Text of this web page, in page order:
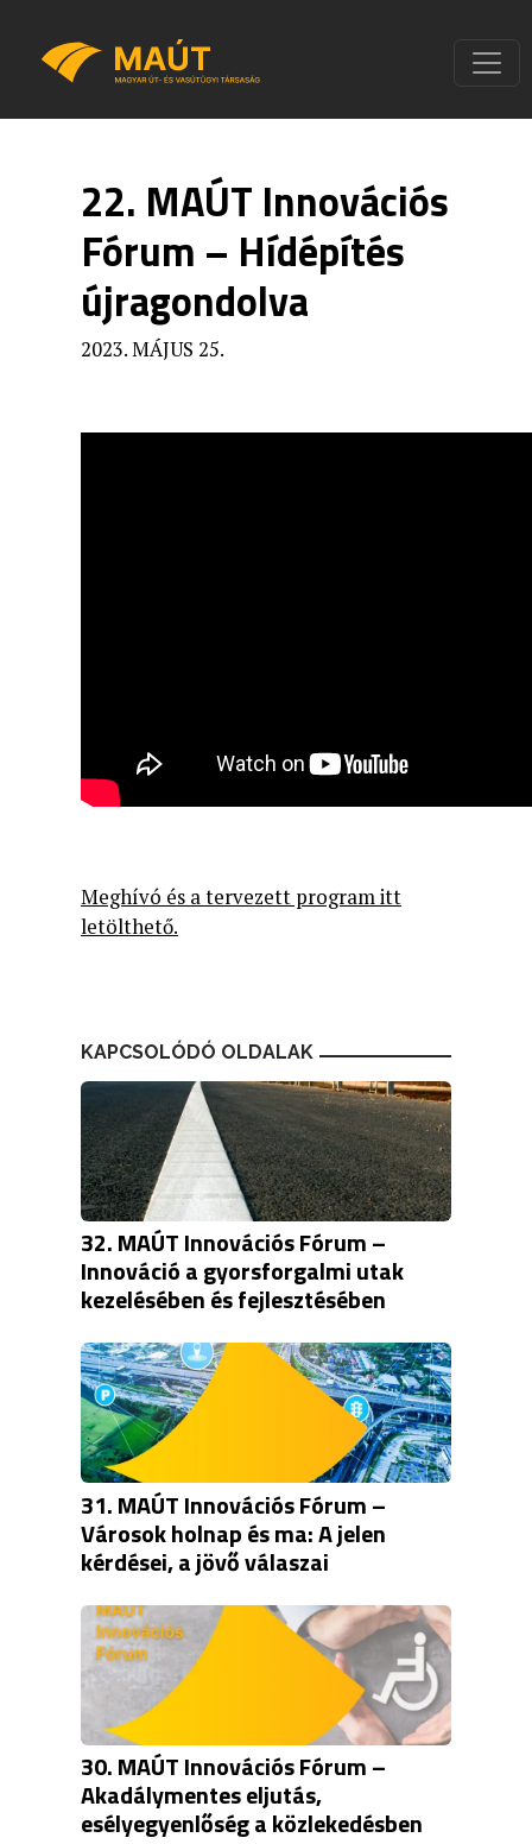
22. MAÚT Innovációs
Fórum – Hídépítés
újragondolva
2023. MÁJUS 25.
Meghívó és a tervezett program itt
letölthető.
KAPCSOLÓDÓ OLDALAK
32. MAÚT Innovációs Fórum –
Innováció a gyorsforgalmi utak
kezelésében és fejlesztésében
31. MAÚT Innovációs Fórum –
Városok holnap és ma: A jelen
kérdései, a jövő válaszai
30. MAÚT Innovációs Fórum –
Akadálymentes eljutás,
esélyegyenlőség a közlekedésben